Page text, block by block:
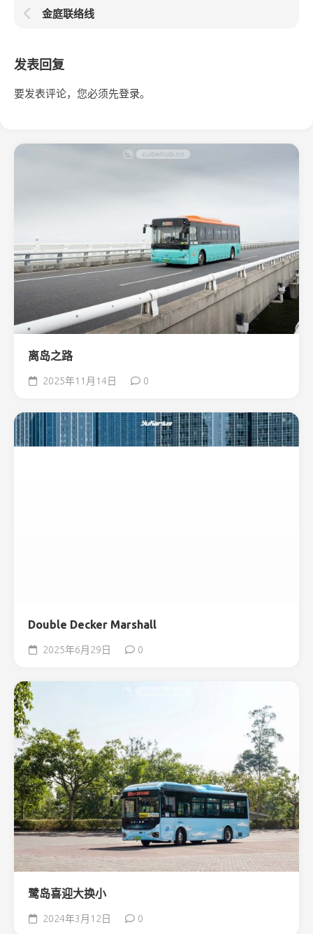
金庭联络线
发表回复
要发表评论，您必须先登录。
离岛之路
2025年11月14日 0
Double Decker Marshall
2025年6月29日 0
鹭岛喜迎大换小
2024年3月12日 0